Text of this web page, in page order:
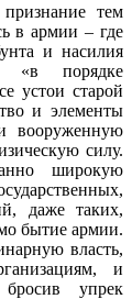
тем
в армии – где
и насилия
«в порядке
устои старой
и элементы
вооруженную
силу.
широкую
даже таких,
бытие армии.
власть,
и
упрек